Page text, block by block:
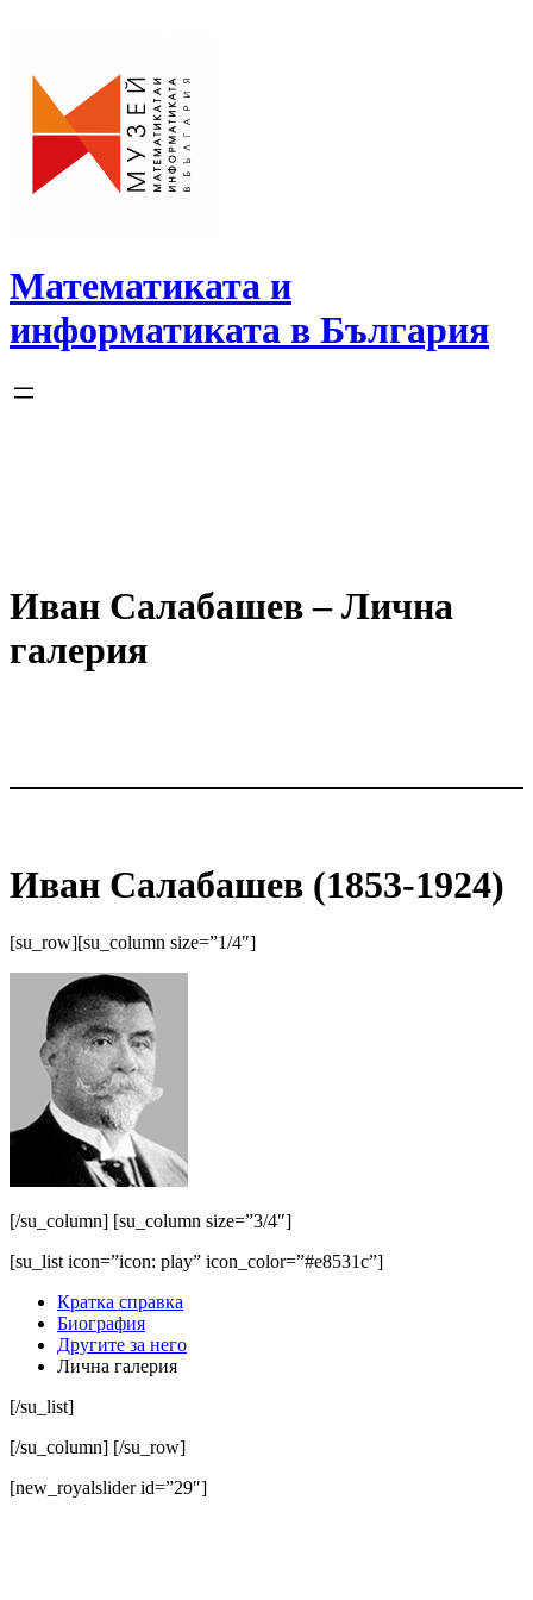
Математиката и
информатиката в България
Иван Салабашев – Лична
галерия
Иван Салабашев (1853-1924)
[su_row][su_column size=”1/4″]
[/su_column] [su_column size=”3/4″]
[su_list icon=”icon: play” icon_color=”#e8531c”]
Кратка справка
Биография
Другите за него
Лична галерия
[/su_list]
[/su_column] [/su_row]
[new_royalslider id=”29″]